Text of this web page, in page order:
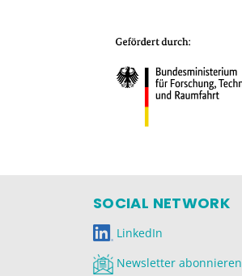
SOCIAL NETWORK
LinkedIn
Newsletter abonnieren